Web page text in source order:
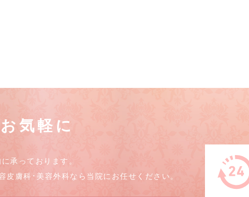
気軽に
承っております。
皮膚科･美容外科なら当院にお任せください。